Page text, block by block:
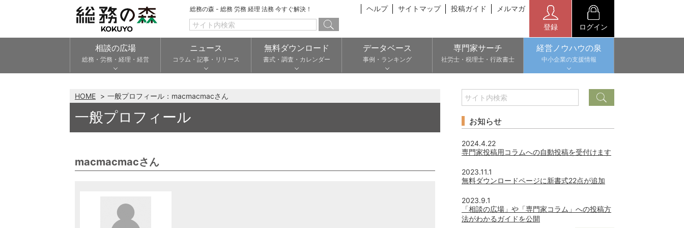
総務の森 - 総務 労務 経理 法務 今すぐ解決！ ヘルプ サイトマップ 投稿ガイド メルマガ
登録 ログイン
相談の広場
総務・労務・経理・経営
ニュース
コラム・記事・リリース
無料ダウンロード
書式・調査・カレンダー
データベース
事例・ランキング
専門家サーチ
社労士・税理士・行政書士
経営ノウハウの泉
中小企業の支援情報
HOME 一般プロフィール：macmacmacさん
一般プロフィール
macmacmacさん
お知らせ
2024.4.22
専門家投稿用コラムへの自動投稿を受付けます
2023.11.1
無料ダウンロードページに新書式22点が追加
2023.9.1
「相談の広場」や「専門家コラム」への投稿方
法がわかるガイドを公開